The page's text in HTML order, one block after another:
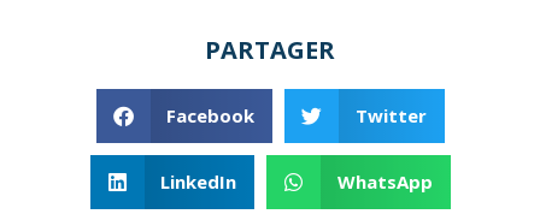
PARTAGER
Facebook Twitter
LinkedIn WhatsApp